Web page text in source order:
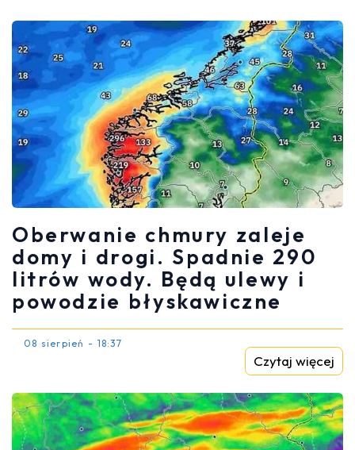
Oberwanie chmury zaleje
domy i drogi. Spadnie 290
litrów wody. Będą ulewy i
powodzie błyskawiczne
08 sierpień - 18:37
Czytaj więcej